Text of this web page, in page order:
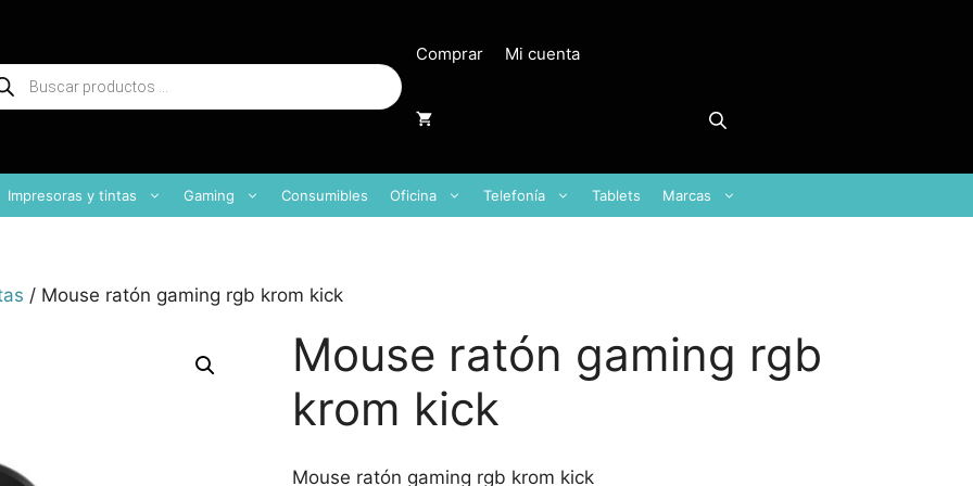
Comprar Mi cuenta
Impresoras y tintas Gaming Consumibles Oficina Telefonía Tablets Marcas
/ Mouse ratón gaming rgb krom kick
Mouse ratón gaming rgb
krom kick
Mouse ratón gaming rgb krom kick